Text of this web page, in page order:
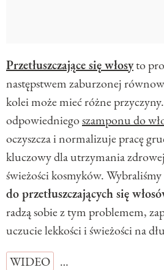
Przetłuszczające się włosyto
następstwem zaburzonej
kolei może mieć różne
odpowiedniegoszamponu do
oczyszcza i normalizuje pracę
kluczowy dla utrzymania
świeżości kosmyków. Wybraliśmy
do przetłuszczających się
radzą sobie z tym problemem,
uczucie lekkości i świeżości na
WIDEO
…